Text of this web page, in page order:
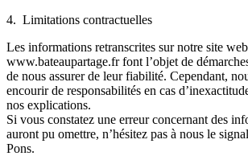
4. Limitations contractuelles
Les informations retranscrites sur notre site web
www.bateaupartage.fr font l’objet de
de nous assurer de leur fiabilité. Cependant,
encourir de responsabilités en cas
nos explications.
Si vous constatez une erreur concernant des
auront pu omettre, n’hésitez pas à nous le
Pons.